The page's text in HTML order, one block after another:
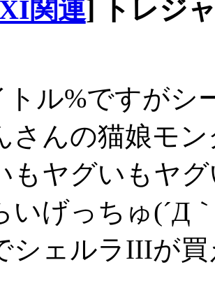
関連] トレジ
トル%ですがシ
さんの猫娘モ
もヤグいもヤ
いげっちゅ(´Д
シェルラIIIが